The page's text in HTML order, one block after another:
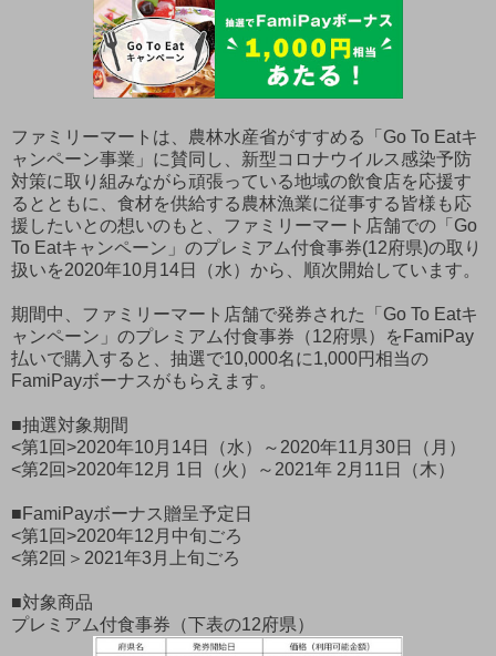
ファミリーマートは、農林水産省がすすめる「Go To Eatキ
ャンペーン事業」に賛同し、新型コロナウイルス感染予防
対策に取り組みながら頑張っている地域の飲食店を応援す
るとともに、食材を供給する農林漁業に従事する皆様も応
援したいとの想いのもと、ファミリーマート店舗での「Go
To Eatキャンペーン」のプレミアム付食事券(12府県)の取り
扱いを2020年10月14日（水）から、順次開始しています。
期間中、ファミリーマート店舗で発券された「Go To Eatキ
ャンペーン」のプレミアム付食事券（12府県）をFamiPay
払いで購入すると、抽選で10,000名に1,000円相当の
FamiPayボーナスがもらえます。
■抽選対象期間
<第1回>2020年10月14日（水）～2020年11月30日（月）
<第2回>2020年12月 1日（火）～2021年 2月11日（木）
■FamiPayボーナス贈呈予定日
<第1回>2020年12月中旬ごろ
<第2回＞2021年3月上旬ごろ
■対象商品
プレミアム付食事券（下表の12府県）